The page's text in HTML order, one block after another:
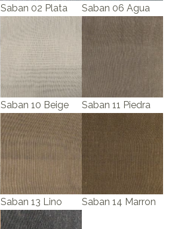
Saban 02 Plata Saban 06 Agua
Saban 10 Beige Saban 11 Piedra
Saban 13 Lino Saban 14 Marron